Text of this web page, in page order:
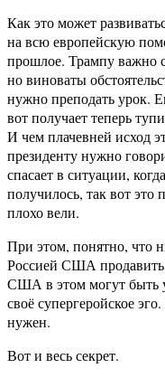
Как это может
на всю европейскую
прошлое. Трампу важно
но виноваты
нужно преподать урок.
вот получает теперь
И чем плачевней исход
президенту нужно
спасает в ситуации,
получилось, так вот
плохо вели.
При этом, понятно, что
Россией США продавить
США в этом могут быть
своё супергеройское
нужен.
Вот и весь секрет.